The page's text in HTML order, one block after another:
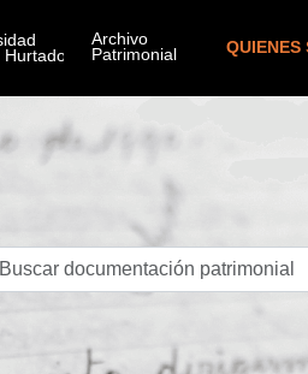
QUIENES